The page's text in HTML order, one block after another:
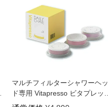
マルチフィルターシャワーヘッ
ド専用 Vitapresso ビタプレッソ
フィルター …